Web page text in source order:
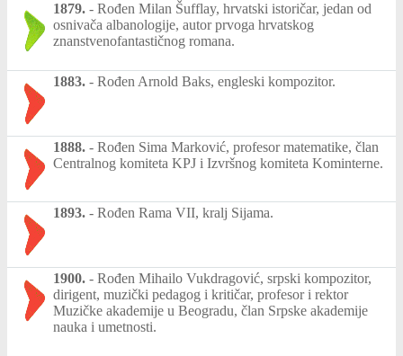
1879. - Rođen Milan Šufflay, hrvatski istoričar, jedan od
osnivača albanologije, autor prvoga hrvatskog
znanstvenofantastičnog romana.
1883. - Rođen Arnold Baks, engleski kompozitor.
1888. - Rođen Sima Marković, profesor matematike, član
Centralnog komiteta KPJ i Izvršnog komiteta Kominterne.
1893. - Rođen Rama VII, kralj Sijama.
1900. - Rođen Mihailo Vukdragović, srpski kompozitor,
dirigent, muzički pedagog i kritičar, profesor i rektor
Muzičke akademije u Beogradu, član Srpske akademije
nauka i umetnosti.